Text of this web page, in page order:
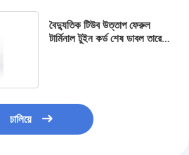
বৈদ্যুতিক টিউব উত্তাপ ফেরুল
টার্মিনাল টুইন কর্ড শেষ ডাবল তারের
চালিয়ে